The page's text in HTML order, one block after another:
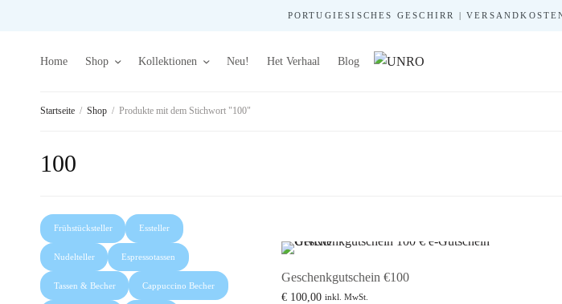
PORTUGIESISCHES GESCHIRR |
Home Shop Kollektionen Neu! Het Verhaal Blog
Startseite / Shop / Produkte mit dem Stichwort "100"
100
Frühstücksteller Essteller
Nudelteller Espressotassen
Tassen & Becher Cappuccino Becher
Geschenkgutschein €100
€ 100,00 inkl. MwSt.